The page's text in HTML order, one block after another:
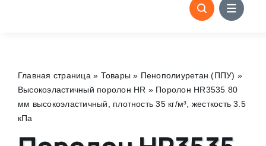
Главная страница » Товары » Пенополиуретан (ППУ) »
Высокоэластичный поролон HR » Поролон HR3535 80
мм высокоэластичный, плотность 35 кг/м³, жесткость 3.5
кПа